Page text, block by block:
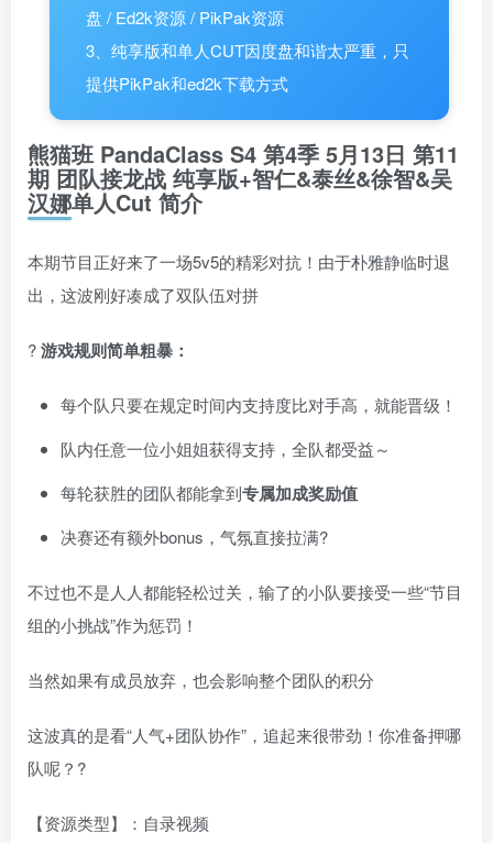
盘 / Ed2k资源 / PikPak资源
3、纯享版和单人CUT因度盘和谐太严重，只
提供PikPak和ed2k下载方式
熊猫班 PandaClass S4 第4季 5月13日 第11
期 团队接龙战 纯享版+智仁&泰丝&徐智&吴
汉娜单人Cut 简介
本期节目正好来了一场5v5的精彩对抗！由于朴雅静临时退
出，这波刚好凑成了双队伍对拼
?游戏规则简单粗暴：
每个队只要在规定时间内支持度比对手高，就能晋级！
队内任意一位小姐姐获得支持，全队都受益～
每轮获胜的团队都能拿到专属加成奖励值
决赛还有额外bonus，气氛直接拉满?
不过也不是人人都能轻松过关，输了的小队要接受一些“节目
组的小挑战”作为惩罚！
当然如果有成员放弃，也会影响整个团队的积分
这波真的是看“人气+团队协作”，追起来很带劲！你准备押哪
队呢？?
【资源类型】：自录视频